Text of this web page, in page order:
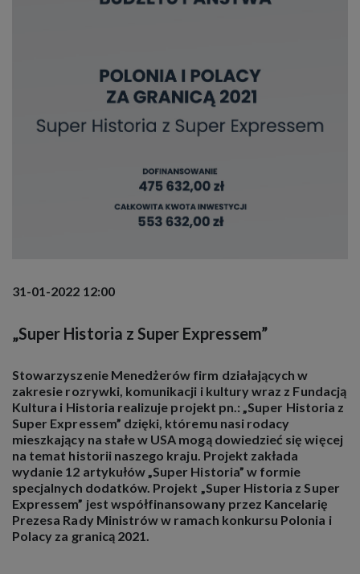
31-01-2022 12:00
„Super Historia z Super Expressem”
Stowarzyszenie Menedżerów firm działających w
zakresie rozrywki, komunikacji i kultury wraz z Fundacją
Kultura i Historia realizuje projekt pn.: „Super Historia z
Super Expressem” dzięki, któremu nasi rodacy
mieszkający na stałe w USA mogą dowiedzieć się więcej
na temat historii naszego kraju. Projekt zakłada
wydanie 12 artykułów „Super Historia” w formie
specjalnych dodatków. Projekt „Super Historia z Super
Expressem” jest współfinansowany przez Kancelarię
Prezesa Rady Ministrów w ramach konkursu Polonia i
Polacy za granicą 2021.
Pragniemy zapoznać Cię ze szczegółami
internetowych. Zapoznaj się z poniższymi
informacjami klikając